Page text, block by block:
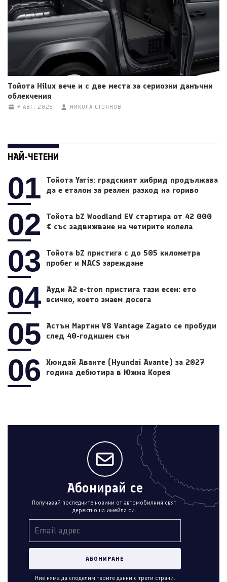
Тойота Hilux вече и с две места за сериозни данъчни
облекчения
7 АВГ. 2026 НИКОЛА СТОЯНОВ
НАЙ-ЧЕТЕНИ
01
Тойота Yaris: градският хибрид продължава
да е еталон за реален разход на гориво
02
Тойота bZ Woodland EV стартира от 42 000
€ със задвижване на четирите колела
03
Тойота bZ пристига с до 505 километра
пробег и NACS зареждане
04 Ауди A2 e-tron пристига тази есен: ето
всичко, което знаем досега
05
Астън Мартин V8 Vantage Zagato се пробуди
след 40-годишен сън
06
Хюндай Аванте (Hyundai Avante) за 2027
година дебютира в Южна Корея
Абонирай се
Получавай последните новини от автомобилния свят
деректно на имейла си.
Ние няма да споделим твоите данни с трети страни.